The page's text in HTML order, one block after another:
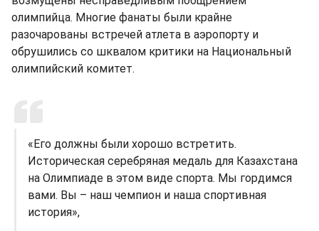
олимпийца. Многие фанаты были крайне
разочарованы встречей атлета в аэропорту и
обрушились со шквалом критики на Национальный
олимпийский комитет.
«Его должны были хорошо встретить.
Историческая серебряная медаль для Казахстана
на Олимпиаде в этом виде спорта. Мы гордимся
вами. Вы – наш чемпион и наша спортивная
история»,